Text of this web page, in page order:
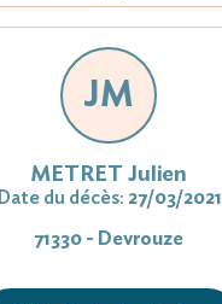
JM
METRET Julien
Date du décès: 27/03/2021
71330 - Devrouze